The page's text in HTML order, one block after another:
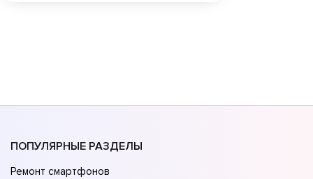
ПОПУЛЯРНЫЕ РАЗДЕЛЫ
Ремонт смартфонов